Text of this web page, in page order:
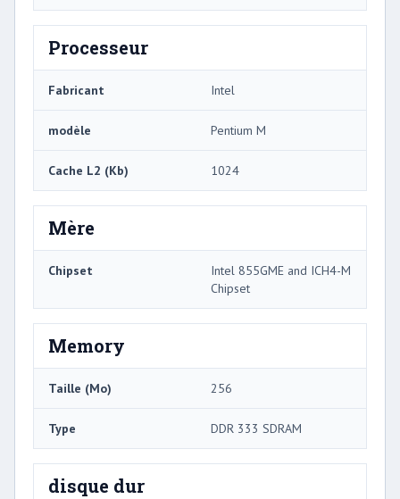
Processeur
Fabricant Intel
modèle Pentium M
Cache L2 (Kb) 1024
Mère
Chipset
Intel 855GME and ICH4-M
Chipset
Memory
Taille (Mo) 256
Type DDR 333 SDRAM
disque dur